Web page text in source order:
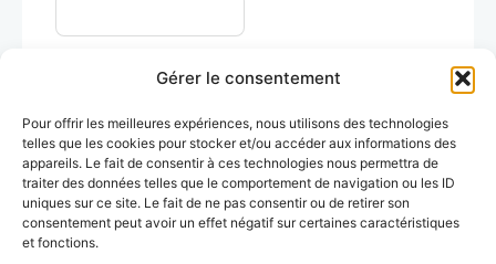
Gérer le consentement
Pour offrir les meilleures expériences, nous utilisons des technologies
telles que les cookies pour stocker et/ou accéder aux informations des
appareils. Le fait de consentir à ces technologies nous permettra de
traiter des données telles que le comportement de navigation ou les ID
uniques sur ce site. Le fait de ne pas consentir ou de retirer son
consentement peut avoir un effet négatif sur certaines caractéristiques
et fonctions.
Précédent
Visites gratuites à Londres: le guide